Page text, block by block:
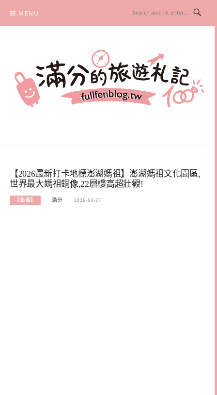
content
MENU
【2026最新打卡地標澎湖媽祖】澎湖媽祖文化園區,
世界最大媽祖銅像,22層樓高超壯觀!
【澎湖】 滿分 2026-03-27